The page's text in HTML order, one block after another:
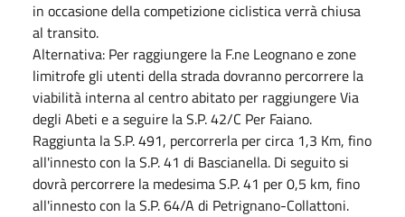
in occasione della competizione ciclistica verrà chiusa
al transito.
Alternativa: Per raggiungere la F.ne Leognano e zone
limitrofe gli utenti della strada dovranno percorrere la
viabilità interna al centro abitato per raggiungere Via
degli Abeti e a seguire la S.P. 42/C Per Faiano.
Raggiunta la S.P. 491, percorrerla per circa 1,3 Km, fino
all'innesto con la S.P. 41 di Bascianella. Di seguito si
dovrà percorrere la medesima S.P. 41 per 0,5 km, fino
all'innesto con la S.P. 64/A di Petrignano-Collattoni.